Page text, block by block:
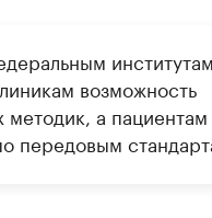
институтам.
возможность
методик, а
передовым